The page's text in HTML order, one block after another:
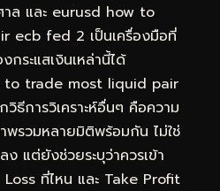
าล และ eurusd how to
ecb fed 2 เป็นเครื่องมือที่
ระแสเงินเหล่านี้ได้
to trade most liquid pair
การวิเคราะห์อื่นๆ คือความ
พรวมหลายมิติพร้อมกัน ไม่ใช่
ง แต่ยังช่วยระบุว่าควรเข้า
ที่ไหน และ Take Profit